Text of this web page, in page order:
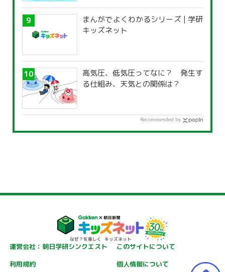
まんがでよくわかるシリーズ | 学研
キッズネット
高気圧、低気圧ってなに？ 発生す
る仕組み、天気との関係は？
Recommended by
運営会社：朝日学研シンクエスト
このサイトについて
利用規約
個人情報について